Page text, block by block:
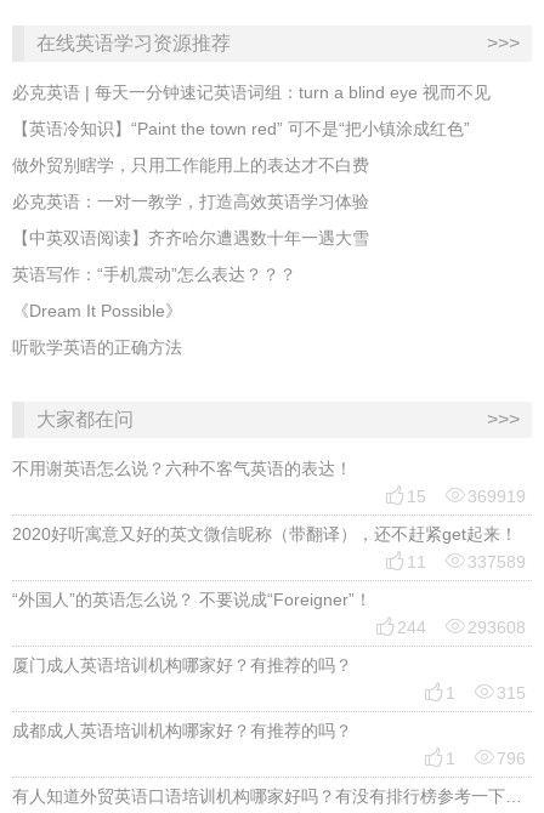
在线英语学习资源推荐 >>>
必克英语 | 每天一分钟速记英语词组：turn a blind eye 视而不见
​【英语冷知识】“Paint the town red” 可不是“把小镇涂成红色”
做外贸别瞎学，只用工作能用上的表达才不白费
必克英语：一对一教学，打造高效英语学习体验
【中英双语阅读】齐齐哈尔遭遇数十年一遇大雪
英语写作：“手机震动”怎么表达？？？
《Dream It Possible》
听歌学英语的正确方法
大家都在问 >>>
不用谢英语怎么说？六种不客气英语的表达！
 15 369919
2020好听寓意又好的英文微信昵称（带翻译），还不赶紧get起来！
 11 337589
“外国人”的英语怎么说？ 不要说成“Foreigner”！
 244 293608
厦门成人英语培训机构哪家好？有推荐的吗？
 1 315
成都成人英语培训机构哪家好？有推荐的吗？
 1 796
有人知道外贸英语口语培训机构哪家好吗？有没有排行榜参考一下？最好说下费用